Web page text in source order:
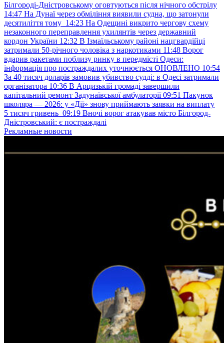
Білгороді-Дністровському оговтуються після нічного обстрілу
14:47 На Дунаї через обміління виявили судна, що затонули
десятиліття тому 14:23 На Одещині викрито чергову схему
незаконного переправлення ухилянтів через державний
кордон України 12:32 В Ізмаїльському районі нацгвардійці
затримали 50-річного чоловіка з наркотиками 11:48 Ворог
вдарив ракетами поблизу ринку в передмісті Одеси:
інформація про постраждалих уточнюється ОНОВЛЕНО 10:54
За 40 тисяч доларів замовив убивство судді: в Одесі затримали
організатора 10:36 В Арцизькій громаді завершили
капітальний ремонт Задунаївської амбулаторії 09:51 Пакунок
школяра — 2026: у «Дії» знову приймають заявки на виплату
5 тисяч гривень 09:19 Вночі ворог атакував місто Білгород-
Дністровський: є постраждалі
Рекламные новости